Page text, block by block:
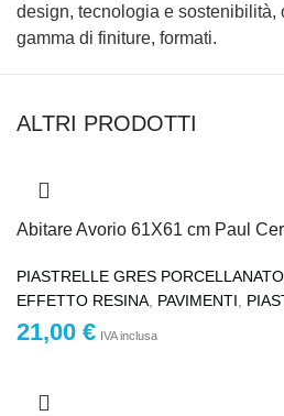
design, tecnologia e sostenibilità,
gamma di finiture, formati.
ALTRI PRODOTTI
Abitare Avorio 61X61 cm Paul
PIASTRELLE GRES PORCELLANATO
EFFETTO RESINA PAVIMENTI
21,00 € IVA inclusa